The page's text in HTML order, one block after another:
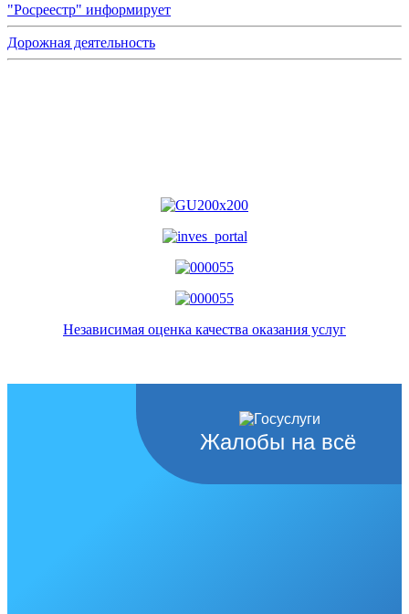
"Росреестр" информирует
Дорожная деятельность
Независимая оценка качества оказания услуг
Жалобы на всё